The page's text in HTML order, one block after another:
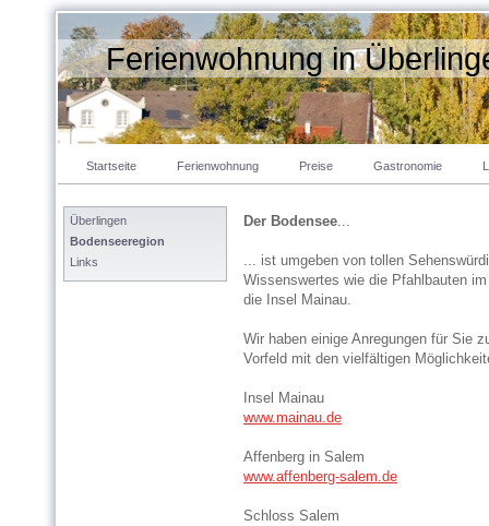
Ferienwohnung in
Startseite Ferienwohnung Preise Gastronomie
Überlingen
Bodenseeregion
Links
Der Bodensee...
... ist umgeben von tollen
Wissenswertes wie die Pfahlbauten
die Insel Mainau.
Wir haben einige Anregungen für Sie
Vorfeld mit den vielfältigen
Insel Mainau
www.mainau.de
Affenberg in Salem
www.affenberg-salem.de
Schloss Salem